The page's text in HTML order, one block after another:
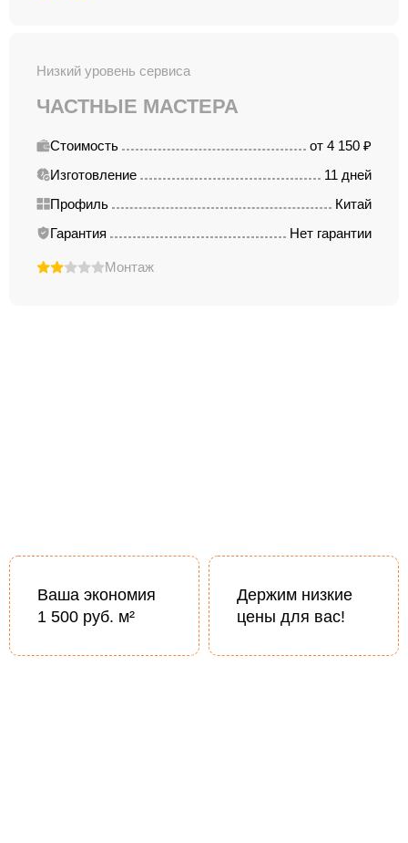
Низкий уровень сервиса
ЧАСТНЫЕ МАСТЕРА
Стоимость
от 4 150 ₽
Изготовление
11 дней
Профиль
Китай
Гарантия
Нет гарантии
Монтаж
Ваша экономия
1 500 руб. м²
Держим низкие
цены для вас!